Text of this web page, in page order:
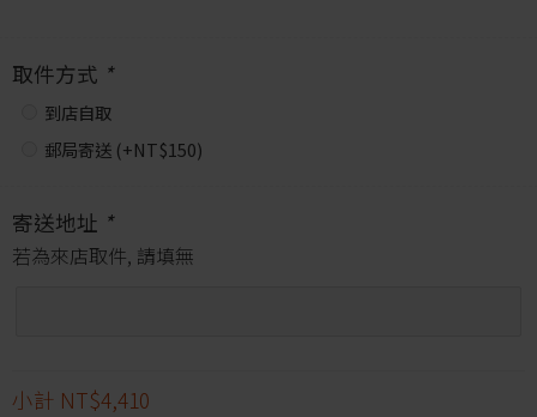
取件方式 *
到店自取
郵局寄送 (+NT$150)
寄送地址 *
若為來店取件, 請填無
小計 NT$4,410